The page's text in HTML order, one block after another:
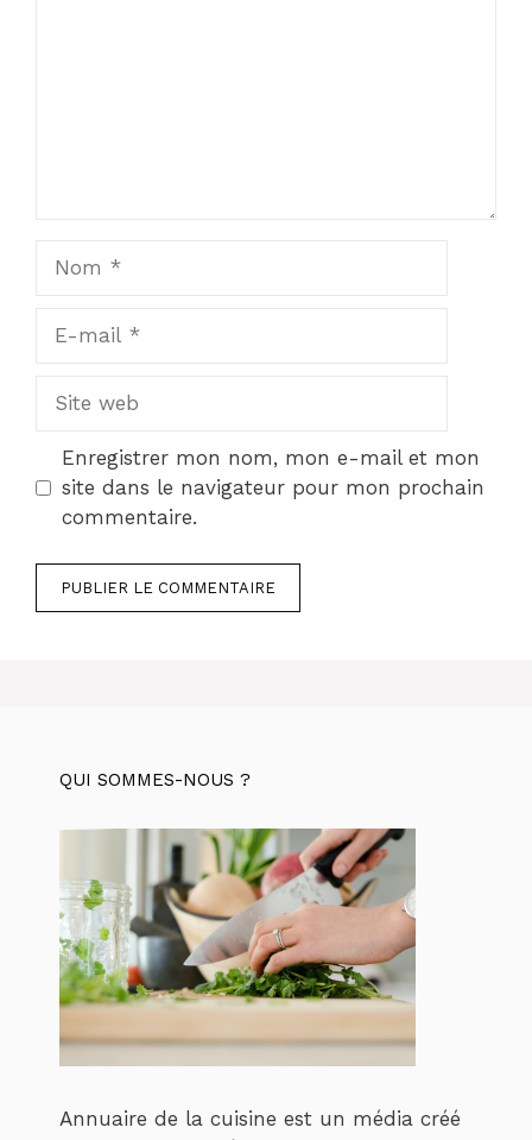
Site
Enregistrer mon nom, mon e-mail et mon
site dans le navigateur pour mon prochain
commentaire.
QUI SOMMES-NOUS ?
Annuaire de la cuisine est un média créé